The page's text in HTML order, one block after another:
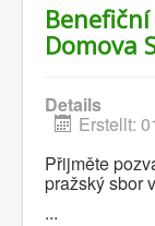
Domova
Details
Erstellt:
Přijměte
pražský sbor
...